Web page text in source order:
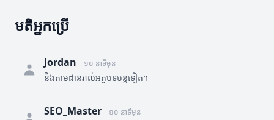
មតិអ្នកប្រើ
Jordan ១០ នាទីមុន
នឹងតាមដានរាល់អត្ថបទបន្តទៀត។
SEO_Master ១០ នាទីមុន